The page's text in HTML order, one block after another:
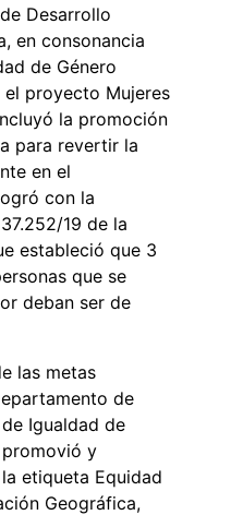
Desarrollo
en consonancia
de Género
proyecto Mujeres
la promoción
para revertir la
en el
con la
19 de la
estableció que 3
que se
deban ser de
las metas
de
Igualdad de
y
etiqueta Equidad
Geográfica,